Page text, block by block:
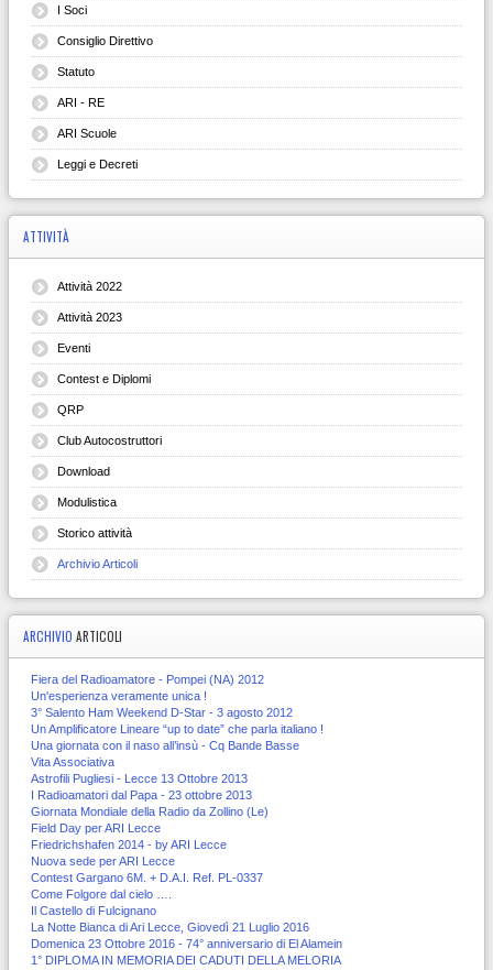
I Soci
Consiglio Direttivo
Statuto
ARI - RE
ARI Scuole
Leggi e Decreti
ATTIVITÀ
Attività 2022
Attività 2023
Eventi
Contest e Diplomi
QRP
Club Autocostruttori
Download
Modulistica
Storico attività
Archivio Articoli
ARCHIVIO ARTICOLI
Fiera del Radioamatore - Pompei (NA) 2012
Un'esperienza veramente unica !
3° Salento Ham Weekend D-Star - 3 agosto 2012
Un Amplificatore Lineare “up to date” che parla italiano !
Una giornata con il naso all’insù - Cq Bande Basse
Vita Associativa
Astrofili Pugliesi - Lecce 13 Ottobre 2013
I Radioamatori dal Papa - 23 ottobre 2013
Giornata Mondiale della Radio da Zollino (Le)
Field Day per ARI Lecce
Friedrichshafen 2014 - by ARI Lecce
Nuova sede per ARI Lecce
Contest Gargano 6M. + D.A.I. Ref. PL-0337
Come Folgore dal cielo ….
Il Castello di Fulcignano
La Notte Bianca di Ari Lecce, Giovedì 21 Luglio 2016
Domenica 23 Ottobre 2016 - 74° anniversario di El Alamein
1° DIPLOMA IN MEMORIA DEI CADUTI DELLA MELORIA